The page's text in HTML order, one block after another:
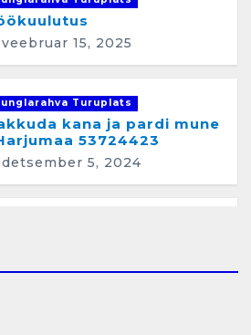
veebruar 15, 2025
Turuplats
kana ja pardi mune
53724423
detsember 5, 2024